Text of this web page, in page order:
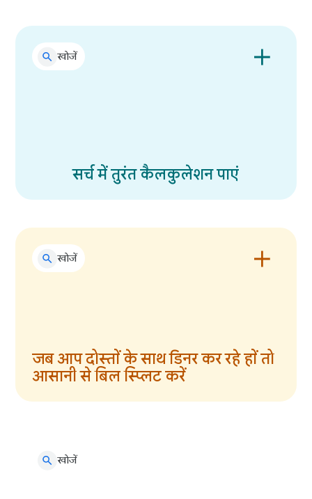
खोजें
सर्च में तुरंत कैलकुलेशन पाएं
खोजें
जब आप दोस्तों के साथ डिनर कर रहे हों तो
आसानी से बिल स्प्लिट करें
खोजें